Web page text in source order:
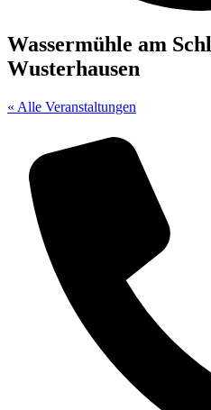
Wassermühle am
Wusterhausen
« Alle Veranstaltungen